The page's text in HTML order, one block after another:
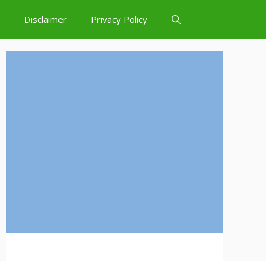
Disclaimer Privacy Policy